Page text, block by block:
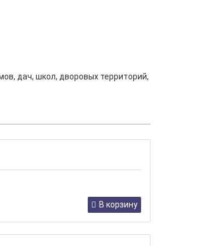
дач, школ, дворовых территорий,
В корзину